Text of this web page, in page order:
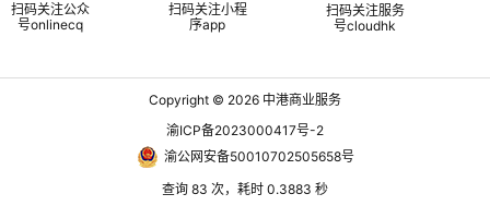
扫码关注公众
号onlinecq
扫码关注小程
序app
扫码关注服务
号cloudhk
Copyright © 2026 中港商业服务
渝ICP备2023000417号-2
渝公网安备50010702505658号
查询 83 次，耗时 0.3883 秒